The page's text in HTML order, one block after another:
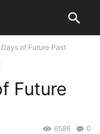
of Future Past
Future
0
6586